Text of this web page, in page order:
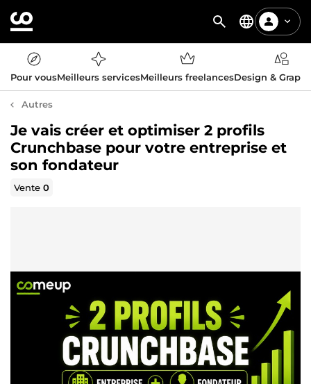
Pour vousMeilleurs servicesMeilleurs freelancesDesign &
Autres
Je vais créer et optimiser 2 profils
Crunchbase pour votre entreprise et
son fondateur
Vente0